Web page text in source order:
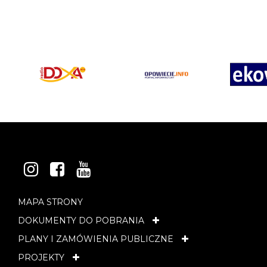
INSTAGRAM
FACEBOOK
YOUTUBE
MAPA STRONY
DOKUMENTY DO POBRANIA
PLANY I ZAMÓWIENIA PUBLICZNE
PROJEKTY